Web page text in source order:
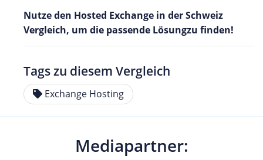
Nutze den Hosted Exchange in der Schweiz
Vergleich, um die passende Lösungzu finden!
Tags zu diesem Vergleich
Exchange Hosting
Mediapartner: